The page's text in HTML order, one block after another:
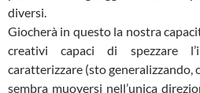
diversi.
Giocherà in questo la nostra
creativi capaci di spezzare
caratterizzare (sto generalizzando,
sembra muoversi nell’unica